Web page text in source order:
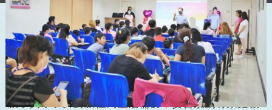
本所為期3 天(7月19日、25日及26日)的「109年新住
民親子共學輔導班」在歡樂學習的氣氛中結業囉！!
親子共學班針對新住民生活需要，妥善規劃有家庭教